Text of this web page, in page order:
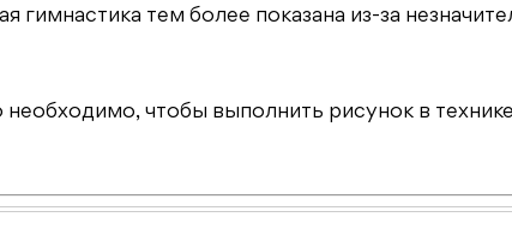
гимнастика тем более показана из-за
чтобы выполнить рисунок в технике